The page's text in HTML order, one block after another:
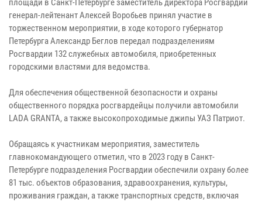
площади в Санкт-Петербурге заместитель директора Росгвардии
генерал-лейтенант Алексей Воробьев принял участие в
торжественном мероприятии, в ходе которого губернатор
Петербурга Александр Беглов передал подразделениям
Росгвардии 132 служебных автомобиля, приобретенных
городскими властями для ведомства.
Для обеспечения общественной безопасности и охраны
общественного порядка росгвардейцы получили автомобили
LADA GRANTA, а также высокопроходимые джипы УАЗ Патриот.
Обращаясь к участникам мероприятия, заместитель
главнокомандующего отметил, что в 2023 году в Санкт-
Петербурге подразделения Росгвардии обеспечили охрану более
81 тыс. объектов образования, здравоохранения, культуры,
проживания граждан, а также транспортных средств, включая